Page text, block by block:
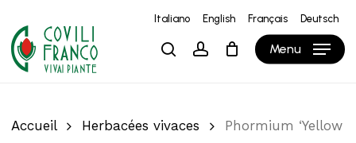
main
content
Italiano English Français Deutsch
searchaccount Menu
Panier Close
Cart
Accueil Herbacées vivaces
Phormium ‘Yellow